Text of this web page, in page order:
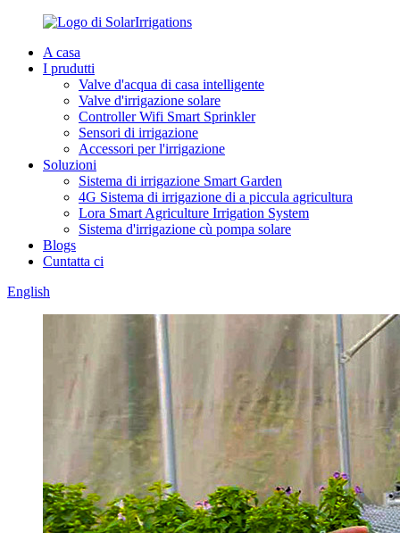
A casa
I prudutti
Valve d'acqua di casa intelligente
Valve d'irrigazione solare
Controller Wifi Smart Sprinkler
Sensori di irrigazione
Accessori per l'irrigazione
Soluzioni
Sistema di irrigazione Smart Garden
4G Sistema di irrigazione di a piccula agricultura
Lora Smart Agriculture Irrigation System
Sistema d'irrigazione cù pompa solare
Blogs
Cuntatta ci
English